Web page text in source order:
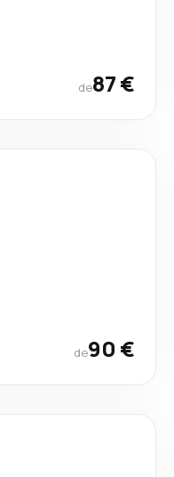
de87 €
de90 €